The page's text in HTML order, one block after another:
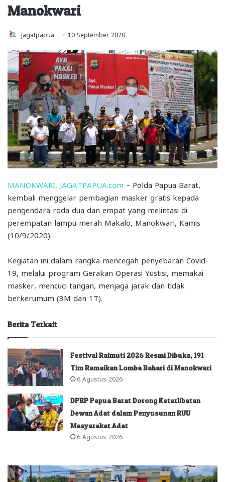
Manokwari
jagatpapua 10 September 2020
MANOKWARI, JAGATPAPUA.com – Polda Papua Barat,
kembali menggelar pembagian masker gratis kepada
pengendara roda dua dan empat yang melintasi di
perempatan lampu merah Makalo, Manokwari, Kamis
(10/9/2020).
Kegiatan ini dalam rangka mencegah penyebaran Covid-
19, melalui program Gerakan Operasi Yustisi, memakai
masker, mencuci tangan, menjaga jarak dan tidak
berkerumum (3M dan 1T).
Berita Terkait
Festival Raimuti 2026 Resmi Dibuka, 191
Tim Ramaikan Lomba Bahari di Manokwari
6 Agustus 2026
DPRP Papua Barat Dorong Keterlibatan
Dewan Adat dalam Penyusunan RUU
Masyarakat Adat
6 Agustus 2026